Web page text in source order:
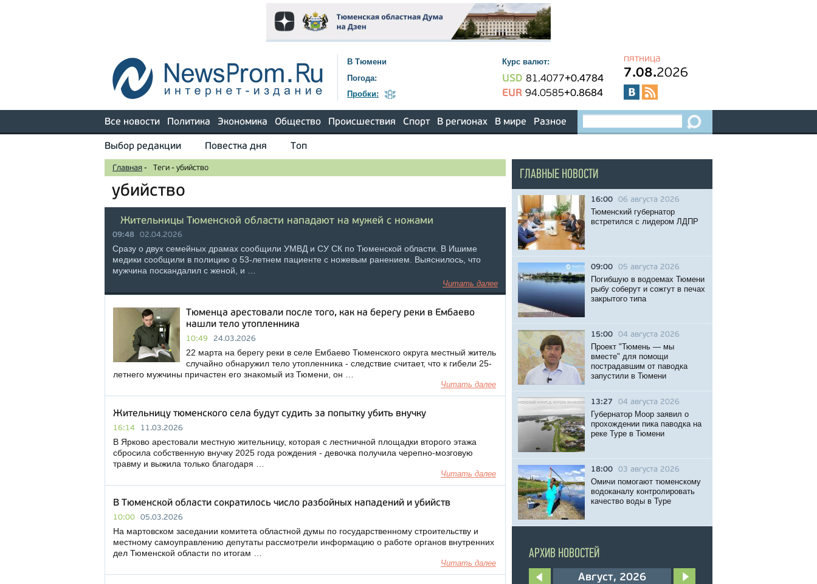
В Тюмени
Погода:
Пробки:
Курс валют:
USD 81.4077+0.4784
EUR 94.0585+0.8684
пятница
7.08.2026
Все новости Политика Экономика Общество Происшествия Спорт В регионах В мире Разное
Выбор редакции Повестка дня Топ
Главная - Теги - убийство
убийство
Жительницы Тюменской области нападают на мужей с ножами
09:48 02.04.2026
Сразу о двух семейных драмах сообщили УМВД и СУ СК по Тюменской области. В Ишиме
медики сообщили в полицию о 53-летнем пациенте с ножевым ранением. Выяснилось, что
мужчина поскандалил с женой, и …
Читать далее
Тюменца арестовали после того, как на берегу реки в Ембаево
нашли тело утопленника
10:49 24.03.2026
22 марта на берегу реки в селе Ембаево Тюменского округа местный житель
случайно обнаружил тело утопленника - следствие считает, что к гибели 25-
летнего мужчины причастен его знакомый из Тюмени, он …
Читать далее
Жительницу тюменского села будут судить за попытку убить внучку
16:14 11.03.2026
В Ярково арестовали местную жительницу, которая с лестничной площадки второго этажа
сбросила собственную внучку 2025 года рождения - девочка получила черепно-мозговую
травму и выжила только благодаря …
Читать далее
В Тюменской области сократилось число разбойных нападений и убийств
10:00 05.03.2026
На мартовском заседании комитета областной думы по государственному строительству и
местному самоуправлению депутаты рассмотрели информацию о работе органов внутренних
дел Тюменской области по итогам …
Читать далее
ГЛАВНЫЕ НОВОСТИ
16:00 06 августа 2026
Тюменский губернатор
встретился с лидером ЛДПР
09:00 05 августа 2026
Погибшую в водоемах Тюмени
рыбу соберут и сожгут в печах
закрытого типа
15:00 04 августа 2026
Проект "Тюмень — мы
вместе" для помощи
пострадавшим от паводка
запустили в Тюмени
13:27 04 августа 2026
Губернатор Моор заявил о
прохождении пика паводка на
реке Туре в Тюмени
18:00 03 августа 2026
Омичи помогают тюменскому
водоканалу контролировать
качество воды в Туре
АРХИВ НОВОСТЕЙ
Август, 2026